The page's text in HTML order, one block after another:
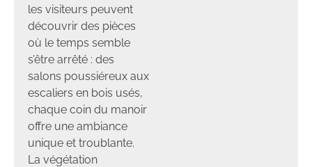
les visiteurs peuvent
découvrir des pièces
où le temps semble
s’être arrêté : des
salons poussiéreux aux
escaliers en bois usés,
chaque coin du manoir
offre une ambiance
unique et troublante.
La végétation